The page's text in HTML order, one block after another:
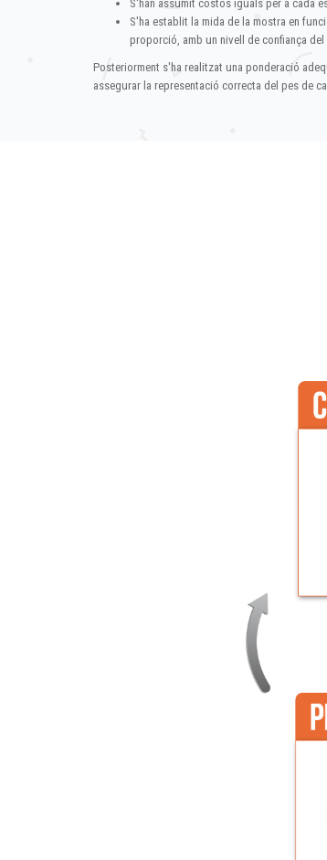
S'han assumit costos iguals per a cada
S'ha establit la mida de la mostra en
proporció, amb un nivell de confiança del
Posteriorment s'ha realitzat una ponderació
assegurar la representació correcta del pes de